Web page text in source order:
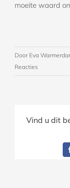
moeite waard
Door Eva
Reacties
Vind u dit